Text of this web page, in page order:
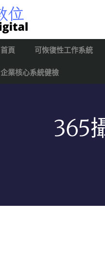
首頁 可恢復性工作系統
企業核心系統健檢
365